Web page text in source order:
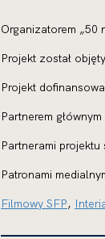
Organizatorem „50
Projekt został
Projekt
Partnerem
Partnerami projektu
Patronami
Filmowy SFP,